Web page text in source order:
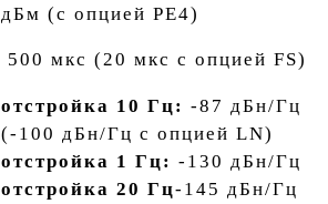
дБм (с опцией PE4)
500 мкс (20 мкс с опцией FS)
отстройка 10 Гц: -87 дБн/Гц
(-100 дБн/Гц с опцией LN)
отстройка 1 Гц: -130 дБн/Гц
отстройка 20 Гц-145 дБн/Гц